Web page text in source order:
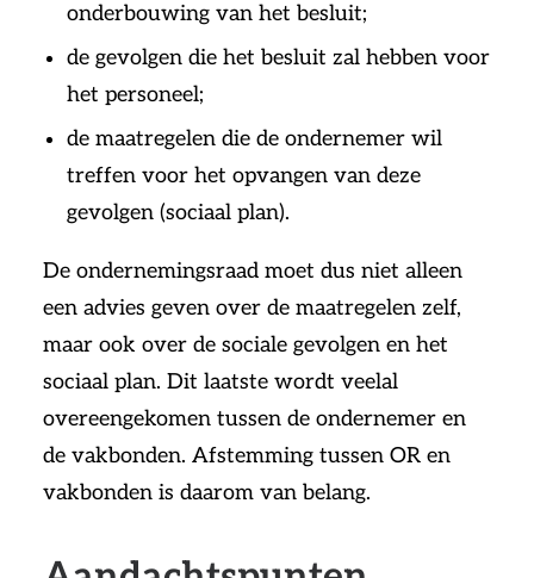
onderbouwing van het besluit;
de gevolgen die het besluit zal hebben voor
het personeel;
de maatregelen die de ondernemer wil
treffen voor het opvangen van deze
gevolgen (sociaal plan).
De ondernemingsraad moet dus niet alleen
een advies geven over de maatregelen zelf,
maar ook over de sociale gevolgen en het
sociaal plan. Dit laatste wordt veelal
overeengekomen tussen de ondernemer en
de vakbonden. Afstemming tussen OR en
vakbonden is daarom van belang.